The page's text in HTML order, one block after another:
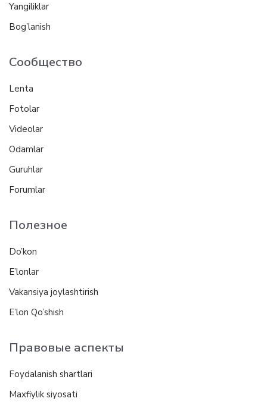
Yangiliklar
Bog’lanish
Сообщество
Lenta
Fotolar
Videolar
Odamlar
Guruhlar
Forumlar
Полезное
Do’kon
E’lonlar
Vakansiya joylashtirish
E’lon Qo’shish
Правовые аспекты
Foydalanish shartlari
Maxfiylik siyosati